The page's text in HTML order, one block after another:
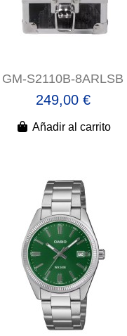
GM-S2110B-8ARLSB
249,00 €
Añadir al carrito